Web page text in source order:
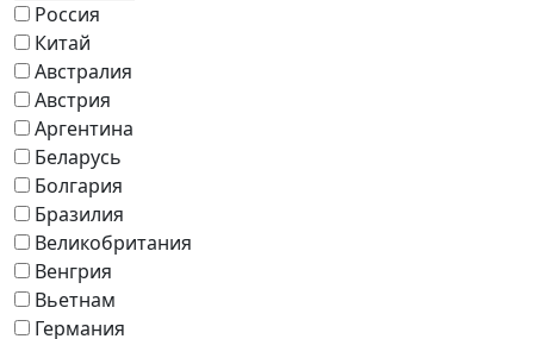
Россия
Китай
Австралия
Австрия
Аргентина
Беларусь
Болгария
Бразилия
Великобритания
Венгрия
Вьетнам
Германия